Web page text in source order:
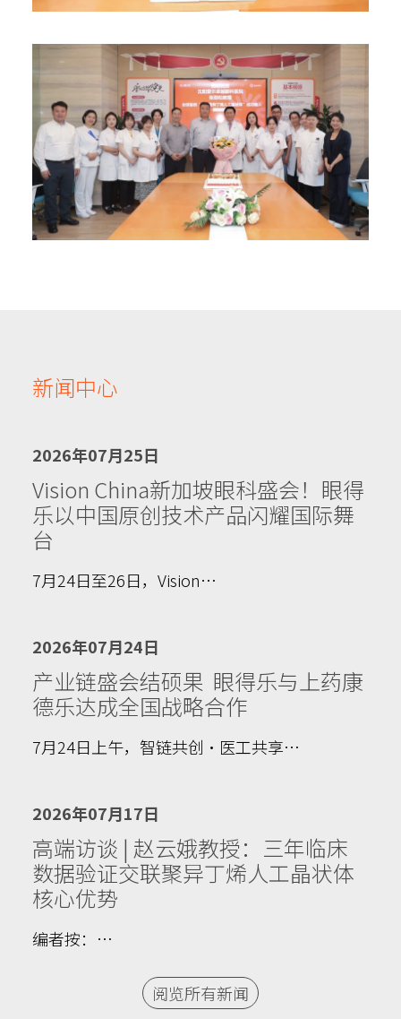
新闻中心
2026年07月25日
Vision China新加坡眼科盛会！眼得
乐以中国原创技术产品闪耀国际舞
台
7月24日至26日，Vision…
2026年07月24日
产业链盛会结硕果 眼得乐与上药康
德乐达成全国战略合作
7月24日上午，智链共创·医工共享…
2026年07月17日
高端访谈 | 赵云娥教授：三年临床
数据验证交联聚异丁烯人工晶状体
核心优势
编者按：…
阅览所有新闻